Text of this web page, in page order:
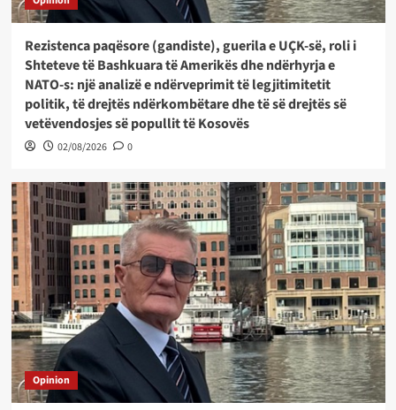
Rezistenca paqësore (gandiste), guerila e UÇK-së, roli i
Shteteve të Bashkuara të Amerikës dhe ndërhyrja e
NATO-s: një analizë e ndërveprimit të legjitimitetit
politik, të drejtës ndërkombëtare dhe të së drejtës së
vetëvendosjes së popullit të Kosovës
02/08/2026 0
Opinion